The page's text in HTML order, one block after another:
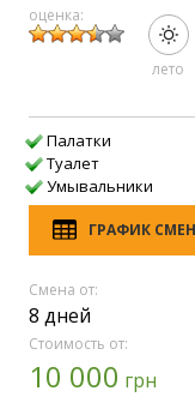
оценка:
лето
Палатки
Туалет
Умывальники
ГРАФИК
Смена от:
8 дней
Стоимость от:
10 000 грн